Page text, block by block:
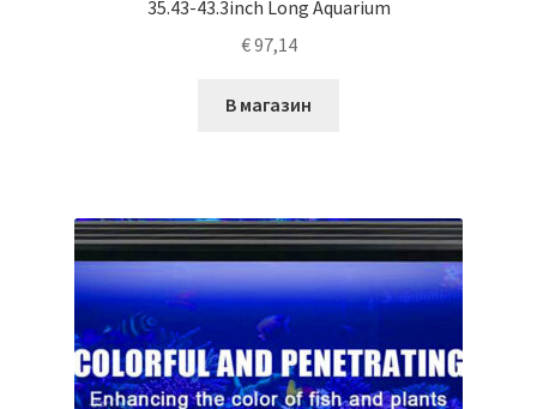
35.43-43.3inch Long Aquarium
€97,14
В магазин